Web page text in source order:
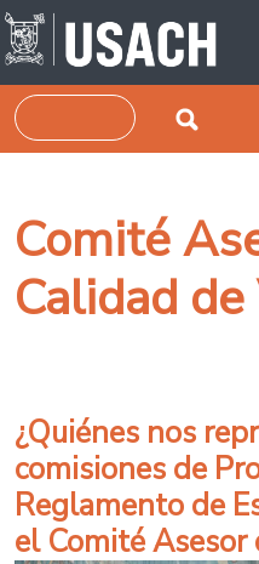
Pasar al contenido principal
Buscar
Comité
Calidad
¿Quiénes nos
comisiones de
Reglamento de
el Comité Asesor